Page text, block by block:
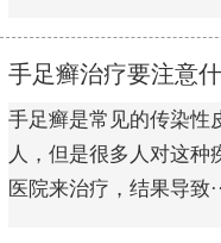
手足癣治疗要注意
手足癣是常见的传染性
人，但是很多人对这种
医院来治疗，结果导致